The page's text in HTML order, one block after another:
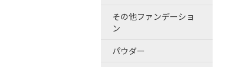
その他ファンデーショ
ン
パウダー